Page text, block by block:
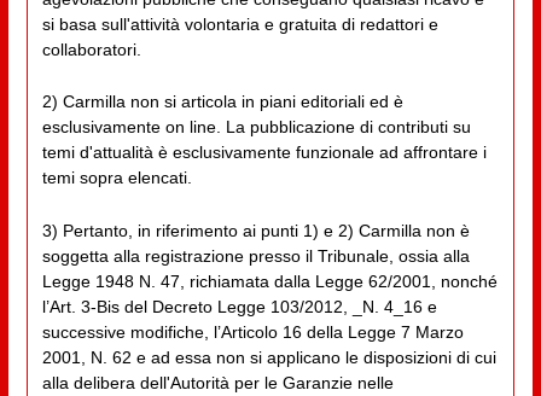
si basa sull'attività volontaria e gratuita di redattori e
collaboratori.
2) Carmilla non si articola in piani editoriali ed è
esclusivamente on line. La pubblicazione di contributi su
temi d'attualità è esclusivamente funzionale ad affrontare i
temi sopra elencati.
3) Pertanto, in riferimento ai punti 1) e 2) Carmilla non è
soggetta alla registrazione presso il Tribunale, ossia alla
Legge 1948 N. 47, richiamata dalla Legge 62/2001, nonché
l’Art. 3-Bis del Decreto Legge 103/2012, _N. 4_16 e
successive modifiche, l’Articolo 16 della Legge 7 Marzo
2001, N. 62 e ad essa non si applicano le disposizioni di cui
alla delibera dell'Autorità per le Garanzie nelle